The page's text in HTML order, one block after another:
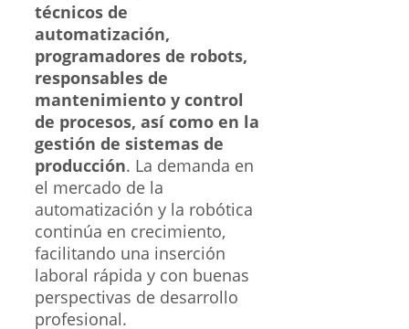
técnicos de
automatización,
programadores de robots,
responsables de
mantenimiento y control
de procesos, así como en la
gestión de sistemas de
producción. La demanda en
el mercado de la
automatización y la robótica
continúa en crecimiento,
facilitando una inserción
laboral rápida y con buenas
perspectivas de desarrollo
profesional.